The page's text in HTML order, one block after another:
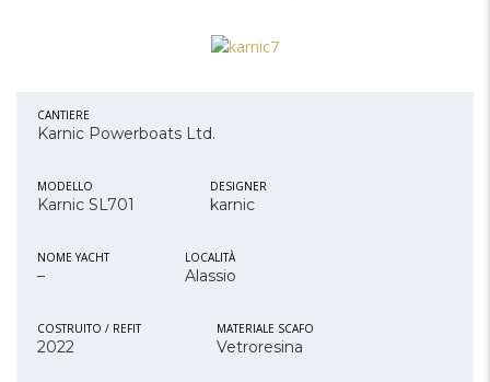
CANTIERE
Karnic Powerboats Ltd.
MODELLO
Karnic SL701
DESIGNER
karnic
NOME YACHT
–
LOCALITÀ
Alassio
COSTRUITO / REFIT
2022
MATERIALE SCAFO
Vetroresina